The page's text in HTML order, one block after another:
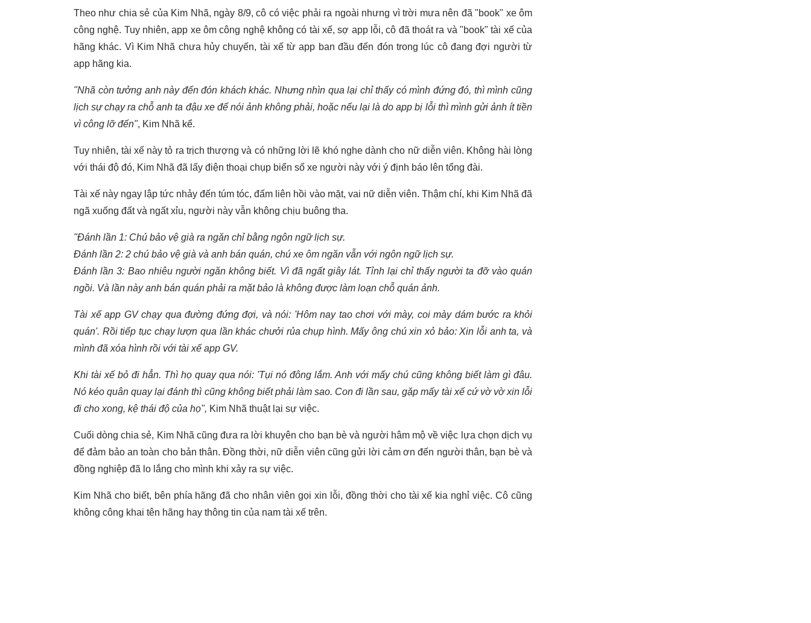
Theo như chia sẻ của Kim Nhã, ngày 8/9, cô có việc phải ra ngoài nhưng vì trời mưa nên đã "book" xe ôm
công nghệ. Tuy nhiên, app xe ôm công nghệ không có tài xế, sợ app lỗi, cô đã thoát ra và "book" tài xế của
hãng khác. Vì Kim Nhã chưa hủy chuyến, tài xế từ app ban đầu đến đón trong lúc cô đang đợi người từ
app hãng kia.
"Nhã còn tưởng anh này đến đón khách khác. Nhưng nhìn qua lại chỉ thấy có mình đứng đó, thì mình cũng
lịch sự chạy ra chỗ anh ta đậu xe để nói ảnh không phải, hoặc nếu lại là do app bị lỗi thì mình gửi ảnh ít tiền
vì công lỡ đến", Kim Nhã kể.
Tuy nhiên, tài xế này tỏ ra trịch thượng và có những lời lẽ khó nghe dành cho nữ diễn viên. Không hài lòng
với thái độ đó, Kim Nhã đã lấy điện thoại chụp biển số xe người này với ý định báo lên tổng đài.
Tài xế này ngay lập tức nhảy đến túm tóc, đấm liên hồi vào mặt, vai nữ diễn viên. Thậm chí, khi Kim Nhã đã
ngã xuống đất và ngất xỉu, người này vẫn không chịu buông tha.
"Đánh lần 1: Chú bảo vệ già ra ngăn chỉ bằng ngôn ngữ lịch sự.
Đánh lần 2: 2 chú bảo vệ già và anh bán quán, chú xe ôm ngăn vẫn với ngôn ngữ lịch sự.
Đánh lần 3: Bao nhiêu người ngăn không biết. Vì đã ngất giây lát. Tỉnh lại chỉ thấy người ta đỡ vào quán
ngồi. Và lần này anh bán quán phải ra mặt bảo là không được làm loạn chỗ quán ảnh.
Tài xế app GV chạy qua đường đứng đợi, và nói: 'Hôm nay tao chơi với mày, coi mày dám bước ra khỏi
quán'. Rồi tiếp tục chạy lượn qua lần khác chưởi rủa chụp hình. Mấy ông chú xin xỏ bảo: Xin lỗi anh ta, và
mình đã xóa hình rồi với tài xế app GV.
Khi tài xế bỏ đi hẳn. Thì họ quay qua nói: 'Tụi nó đông lắm. Anh với mấy chú cũng không biết làm gì đâu.
Nó kéo quân quay lại đánh thì cũng không biết phải làm sao. Con đi lần sau, gặp mấy tài xế cứ vờ vờ xin lỗi
đi cho xong, kệ thái độ của họ", Kim Nhã thuật lại sự việc.
Cuối dòng chia sẻ, Kim Nhã cũng đưa ra lời khuyên cho bạn bè và người hâm mộ về việc lựa chọn dịch vụ
để đảm bảo an toàn cho bản thân. Đồng thời, nữ diễn viên cũng gửi lời cảm ơn đến người thân, bạn bè và
đồng nghiệp đã lo lắng cho mình khi xảy ra sự việc.
Kim Nhã cho biết, bên phía hãng đã cho nhân viên gọi xin lỗi, đồng thời cho tài xế kia nghỉ việc. Cô cũng
không công khai tên hãng hay thông tin của nam tài xế trên.